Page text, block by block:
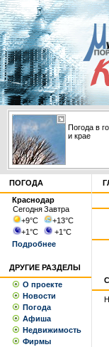
Погода в
и крае
ПОГОДА
Краснодар
СегодняЗавтра
+9°С +13°С
+1°С +1°С
Подробнее
ДРУГИЕ РАЗДЕЛЫ
О проекте
Новости
Погода
Афиша
Недвижимость
Фирмы